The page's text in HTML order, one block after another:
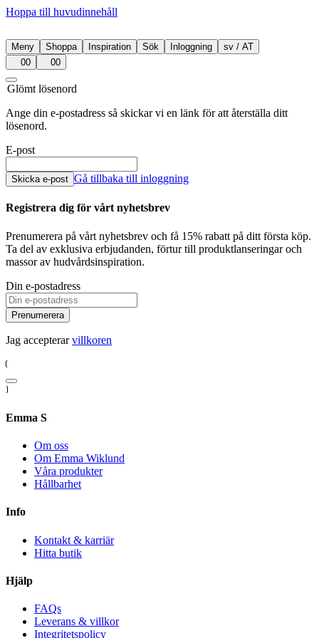
Hoppa till huvudinnehåll
Meny Shoppa Inspiration Sök Inloggning sv / AT
00
00
Glömt lösenord
Ange din e-postadress så skickar vi en länk för att återställa ditt
lösenord.
E-post
Skicka e-post Gå tillbaka till inloggning
Registrera dig för vårt nyhetsbrev
Prenumerera på vårt nyhetsbrev och få 15% rabatt på ditt första köp.
Ta del av exklusiva erbjudanden, förtur till produktlanseringar och
massor av hudvårdsinspiration.
Din e-postadress
Prenumerera
Jag accepterarvillkoren
Emma S
Om oss
Om Emma Wiklund
Våra produkter
Hållbarhet
Info
Kontakt & karriär
Hitta butik
Hjälp
FAQs
Leverans & villkor
Integritetspolicy